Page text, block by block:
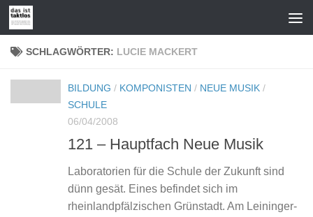
Zum Inhalt springen
SCHLAGWÖRTER: LUCIE MACKERT
BILDUNG / KOMPONISTEN / NEUE MUSIK /
SCHULE
06/04/2008
121 – Hauptfach Neue Musik
Laboratorien für die Schule der Zukunft sind
dünn gesät. Eines befindet sich im
rheinlandpfälzischen Grünstadt. Am Leininger-